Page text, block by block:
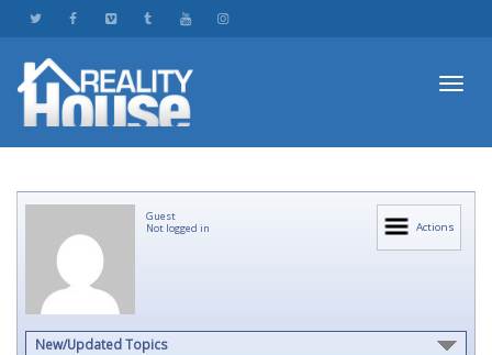
Actions
Guest
Not logged in
New/Updated Topics